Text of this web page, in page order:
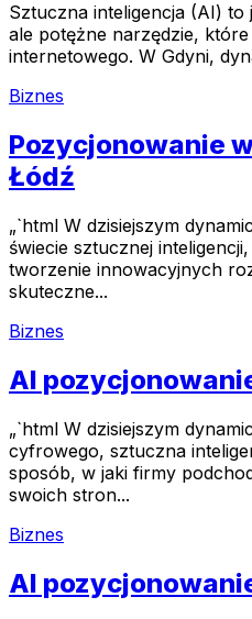
Sztuczna inteligencja (AI)
ale potężne narzędzie,
internetowego. W Gdyni,
Biznes
Pozycjonowanie
Łódź
„`html W dzisiejszym
świecie sztucznej
tworzenie innowacyjnych
skuteczne...
Biznes
AI
„`html W dzisiejszym
cyfrowego, sztuczna
sposób, w jaki firmy
swoich stron...
Biznes
AI